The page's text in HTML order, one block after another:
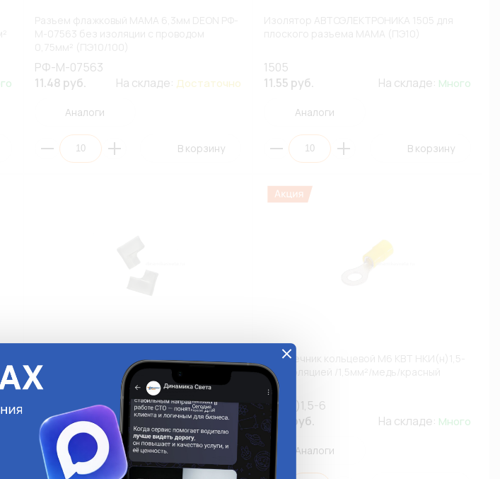
РФ-М-07563
11.48 руб.
На складе: Достаточно
Аналоги
В корзину
1505
11.55 руб.
На складе: Много
Аналоги
В корзину
Изолятор для плоского углового разъема
МАМА 6,3мм АВТОЭЛЕКТРОНИКА P-
FL250F-R-10 (ПЭ10)
P-FL250F-R-10
11.55 руб.
На складе:Достаточно
Аналоги
Наконечник кольцевой М6 КВТ НКИ(н)1,5-
6 с изоляцией /1,5мм²/медь/красный
(ПЭ10)
НКИ(н)1,5-6
11.59 руб.
На складе: Много
Аналоги